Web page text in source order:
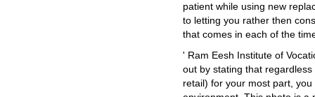
patient while using new
to letting you rather then
that comes in each of the
' Ram Eesh Institute of
out by stating that
retail) for your most part,